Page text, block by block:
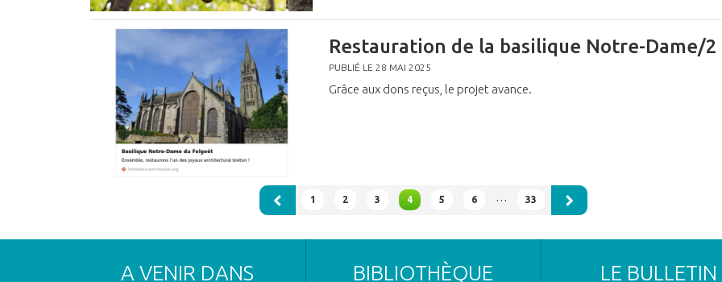
Restauration de la basilique Notre-Dame/2
PUBLIÉ LE 28 MAI 2025
Grâce aux dons reçus, le projet avance.
1 2 3 4 5 6 … 33
A VENIR DANS
BIBLIOTHÈQUE
LE BULLETIN